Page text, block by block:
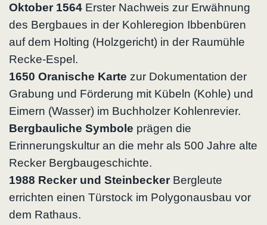
Oktober 1564 Erster Nachweis zur Erwähnung
des Bergbaues in der Kohleregion Ibbenbüren
auf dem Holting (Holzgericht) in der Raumühle
Recke-Espel.
1650 Oranische Karte zur Dokumentation der
Grabung und Förderung mit Kübeln (Kohle) und
Eimern (Wasser) im Buchholzer Kohlenrevier.
Bergbauliche Symbole prägen die
Erinnerungskultur an die mehr als 500 Jahre alte
Recker Bergbaugeschichte.
1988 Recker und Steinbecker Bergleute
errichten einen Türstock im Polygonausbau vor
dem Rathaus.